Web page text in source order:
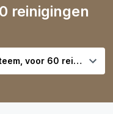
reinigingen